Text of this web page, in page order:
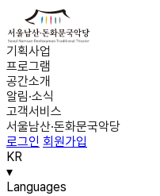
기획사업
프로그램
공간소개
알림·소식
고객서비스
서울남산·돈화문국악당
로그인 회원가입
KR
▾
Languages